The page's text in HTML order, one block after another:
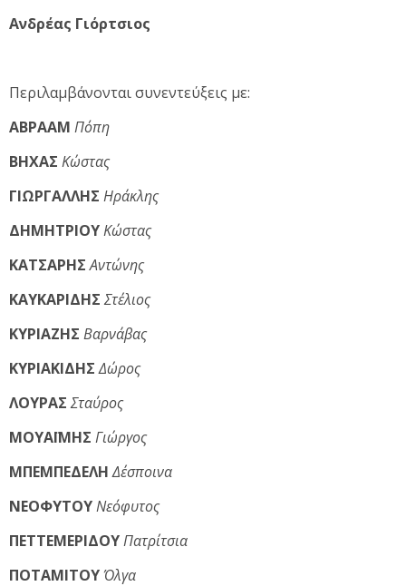
Ανδρέας Γιόρτσιος
Περιλαμβάνονται συνεντεύξεις με:
ΑΒΡΑΑΜ Πόπη
ΒΗΧΑΣ Κώστας
ΓΙΩΡΓΑΛΛΗΣ Ηράκλης
ΔΗΜΗΤΡΙΟΥΚώστας
ΚΑΤΣΑΡΗΣ Αντώνης
ΚΑΥΚΑΡΙΔΗΣ Στέλιος
ΚΥΡΙΑΖΗΣ Βαρνάβας
ΚΥΡΙΑΚΙΔΗΣ Δώρος
ΛΟΥΡΑΣ Σταύρος
ΜΟΥΑΪΜΗΣ Γιώργος
ΜΠΕΜΠΕΔΕΛΗ Δέσποινα
ΝΕΟΦΥΤΟΥΝεόφυτος
ΠΕΤΤΕΜΕΡΙΔΟΥΠατρίτσια
ΠΟΤΑΜΙΤΟΥΌλγα